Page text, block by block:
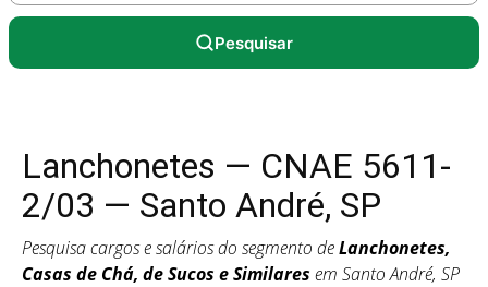
Pesquisar
Lanchonetes — CNAE 5611-
2/03 — Santo André, SP
Pesquisa cargos e salários do segmento deLanchonetes,
Casas de Chá, de Sucos e Similares em Santo André, SP